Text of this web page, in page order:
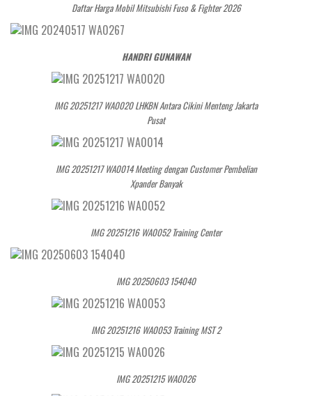
Daftar Harga Mobil Mitsubishi Fuso & Fighter 2026
HANDRI GUNAWAN
IMG 20251217 WA0020 LHKBN Antara Cikini Menteng Jakarta
Pusat
IMG 20251217 WA0014 Meeting dengan Customer Pembelian
Xpander Banyak
IMG 20251216 WA0052 Training Center
IMG 20250603 154040
IMG 20251216 WA0053 Training MST 2
IMG 20251215 WA0026